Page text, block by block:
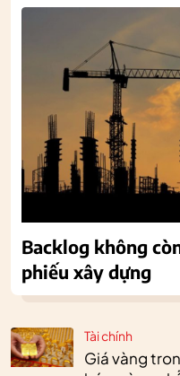
Tài chính
Giá vàng
Backlog không
phiếu xây dựng